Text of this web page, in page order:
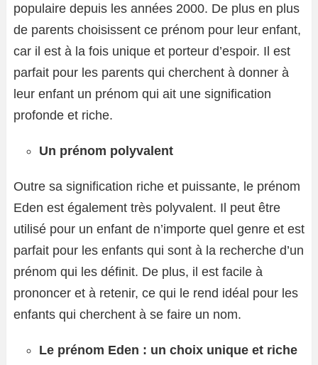
populaire depuis les années 2000. De plus en plus
de parents choisissent ce prénom pour leur enfant,
car il est à la fois unique et porteur d’espoir. Il est
parfait pour les parents qui cherchent à donner à
leur enfant un prénom qui ait une signification
profonde et riche.
Un prénom polyvalent
Outre sa signification riche et puissante, le prénom
Eden est également très polyvalent. Il peut être
utilisé pour un enfant de n’importe quel genre et est
parfait pour les enfants qui sont à la recherche d’un
prénom qui les définit. De plus, il est facile à
prononcer et à retenir, ce qui le rend idéal pour les
enfants qui cherchent à se faire un nom.
Le prénom Eden : un choix unique et riche